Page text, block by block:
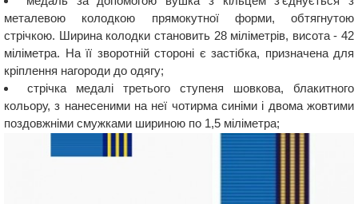
металевою колодкою прямокутної форми, обтягнутою
стрічкою. Ширина колодки становить 28 міліметрів, висота - 42
міліметра. На її зворотній стороні є застібка, призначена для
кріплення нагороди до одягу;
стрічка медалі третього ступеня шовкова, блакитного
кольору, з нанесеними на неї чотирма синіми і двома жовтими
поздовжніми смужками шириною по 1,5 міліметра;